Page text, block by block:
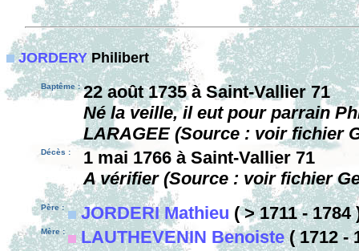
JORDERYPhilibert
Baptême : 22 août 1735 à Saint-Vallier 71
Né la veille, il eut pour parrain
LARAGEE (Source : voir fichier
Décès :
1 mai 1766 à Saint-Vallier 71
A vérifier (Source : voir fichier
Père : JORDERI Mathieu ( > 1711 - 1784
Mère : LAUTHEVENIN Benoiste( 1712 -